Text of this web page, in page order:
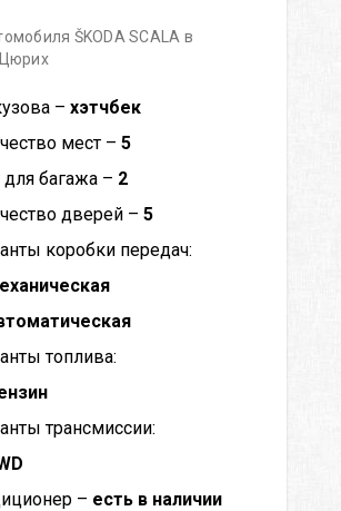
ŠKODA SCALA в
– хэтчбек
мест – 5
для багажа – 2
дверей – 5
коробки передач:
топлива:
трансмиссии:
– есть в наличии